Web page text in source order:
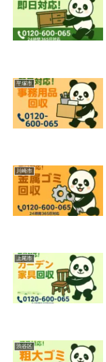
平塚市
川崎市
上尾市
渋谷区